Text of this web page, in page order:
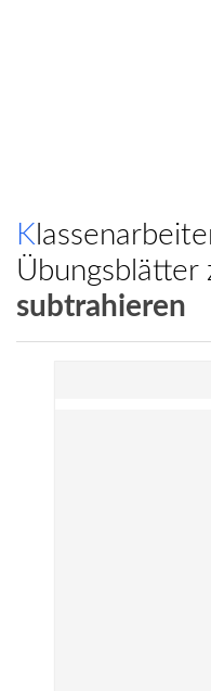
Klassenarbeiten und
Übungsblätter
subtrahieren